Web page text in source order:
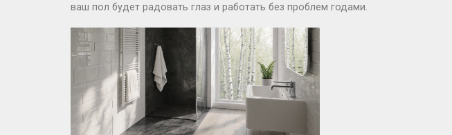
ваш пол будет радовать глаз и работать без проблем годами.